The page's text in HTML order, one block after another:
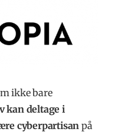
ikke bare
kan deltage i
cyberpartisan på